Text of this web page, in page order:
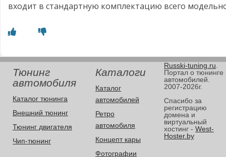
входит в стандартную комплектацию всего
Тюнинг
автомобиля
Каталог тюнинга
Внешний тюнинг
Тюнинг двигателя
Чип-тюнинг
Каталоги
Каталог
автомобилей
Ретро
автомобиля
Концепт кары
Фотографии
Russki-tuning.ru
Портал о тюнинге
автомобилей.
2007-2026г.
Спасибо за
регистрацию
домена и
виртуальный
хостинг - West-
Hoster.by